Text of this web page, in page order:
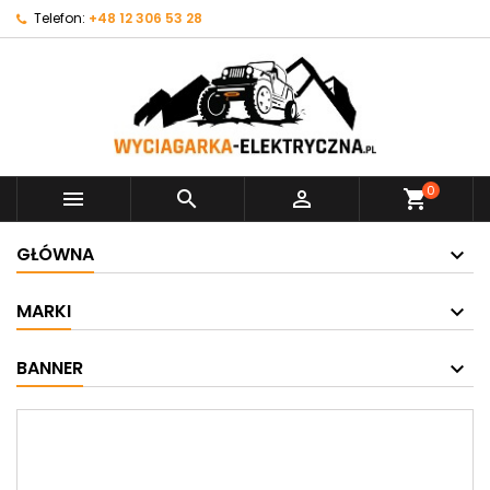
Telefon: +48 12 306 53 28
   shopping_cart0
GŁÓWNA
MARKI
BANNER